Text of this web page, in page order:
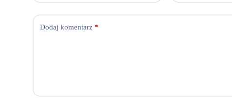
Dodaj komentarz *